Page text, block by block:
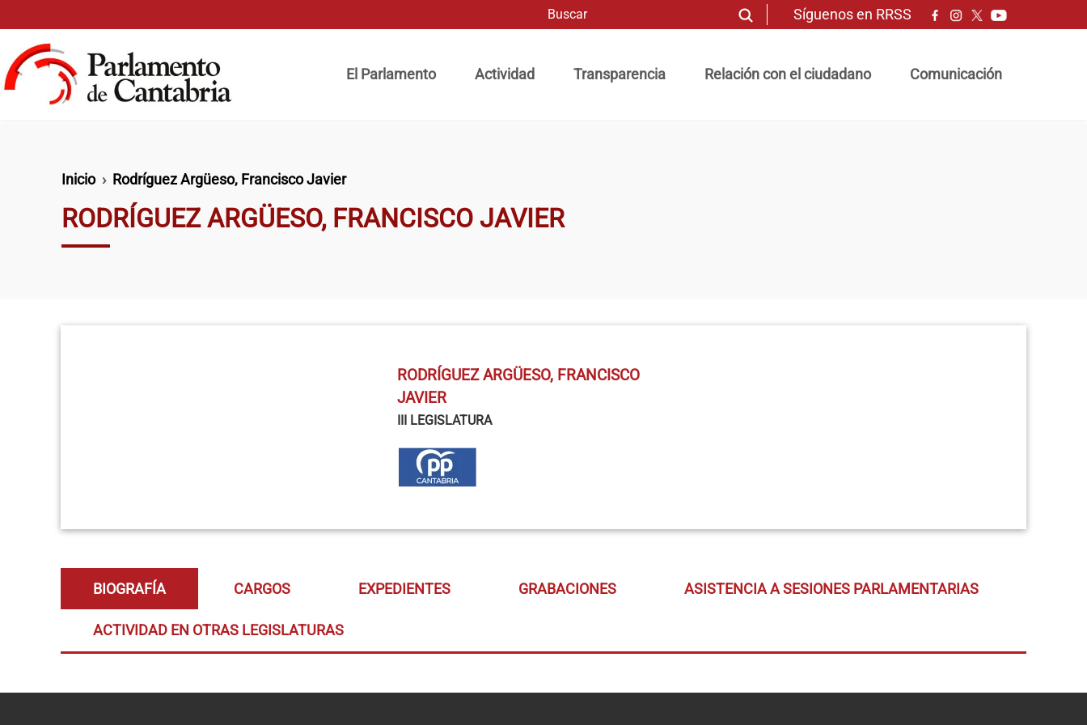
Síguenos en RRSS
El Parlamento
Actividad Transparencia Relación con el ciudadano Comunicación
Ruta de navegación
Inicio Rodríguez Argüeso, Francisco Javier
RODRÍGUEZ ARGÜESO, FRANCISCO JAVIER
RODRÍGUEZ ARGÜESO, FRANCISCO
JAVIER
III LEGISLATURA
BIOGRAFÍA CARGOS EXPEDIENTES GRABACIONES ASISTENCIA A SESIONES PARLAMENTARIAS
ACTIVIDAD EN OTRAS LEGISLATURAS